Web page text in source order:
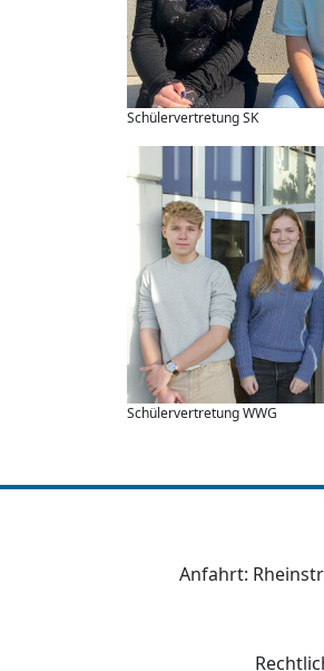
Schülervertretung SK
Schülervertretung WWG
Anfahrt: